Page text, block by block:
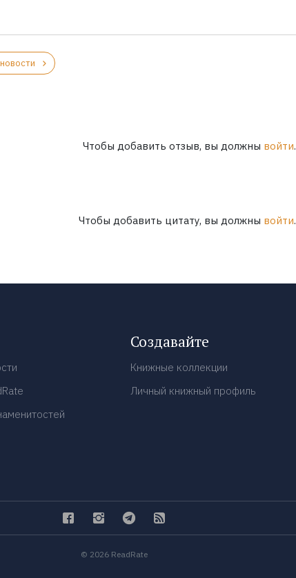
Чтобы добавить отзыв, вы должны войти.
Чтобы добавить цитату, вы должны войти.
Создавайте
Книжные коллекции
Личный книжный профиль
© 2026 ReadRate